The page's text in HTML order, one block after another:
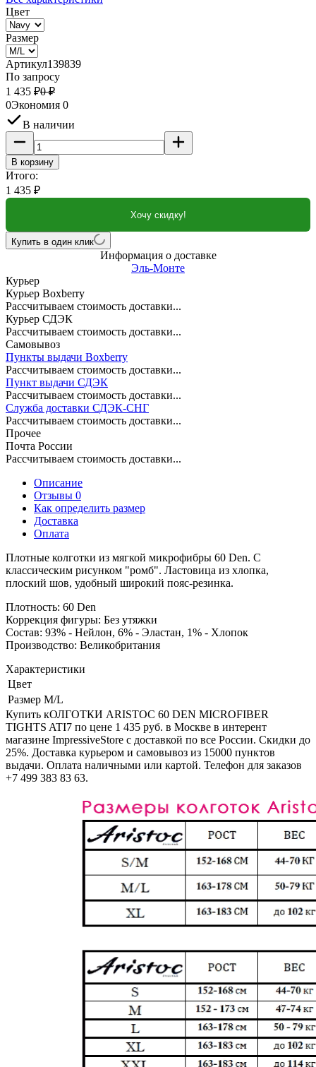
Цвет
Размер
Артикул139839
По запросу
1 435 ₽0 ₽
0Экономия 0
В наличии
В корзину
Итого:
1 435 ₽
Хочу скидку!
Купить в один клик
Информация о доставке
Эль-Монте
Курьер
Курьер Boxberry
Рассчитываем стоимость доставки...
Курьер СДЭК
Рассчитываем стоимость доставки...
Самовывоз
Пункты выдачи Boxberry
Рассчитываем стоимость доставки...
Пункт выдачи СДЭК
Рассчитываем стоимость доставки...
Служба доставки СДЭК-СНГ
Рассчитываем стоимость доставки...
Прочее
Почта России
Рассчитываем стоимость доставки...
Описание
Отзывы 0
Как определить размер
Доставка
Оплата
Плотные колготки из мягкой микрофибры 60 Den. С
классическим рисунком "ромб". Ластовица из хлопка,
плоский шов, удобный широкий пояс-резинка.
Плотность: 60 Den
Коррекция фигуры: Без утяжки
Состав: 93% - Нейлон, 6% - Эластан, 1% - Хлопок
Производство: Великобритания
Характеристики
Цвет
Размер M/L
Купить кОЛГОТКИ ARISTOC 60 DEN MICROFIBER
TIGHTS ATI7 по цене 1 435 руб. в Москве в интерент
магазине ImpressiveStore с доставкой по все России. Скидки до
25%. Доставка курьером и самовывоз из 15000 пунктов
выдачи. Оплата наличными или картой. Телефон для заказов
+7 499 383 83 63.